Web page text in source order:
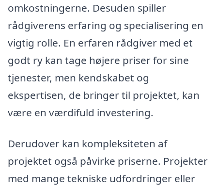
omkostningerne. Desuden spiller
rådgiverens erfaring og specialisering en
vigtig rolle. En erfaren rådgiver med et
godt ry kan tage højere priser for sine
tjenester, men kendskabet og
ekspertisen, de bringer til projektet, kan
være en værdifuld investering.
Derudover kan kompleksiteten af
projektet også påvirke priserne. Projekter
med mange tekniske udfordringer eller